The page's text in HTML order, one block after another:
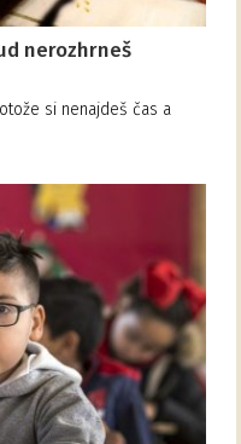
nerozhrneš
si nenajdeš čas a